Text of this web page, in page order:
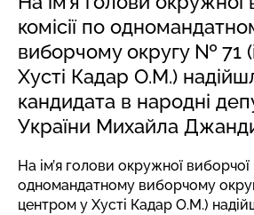
комісії по
виборчому округу № 71
Хусті Кадар О.М.)
кандидата в народні
України Михайла
На ім’я голови окружної виборчої
одномандатному виборчому
центром у Хусті Кадар О.М.)